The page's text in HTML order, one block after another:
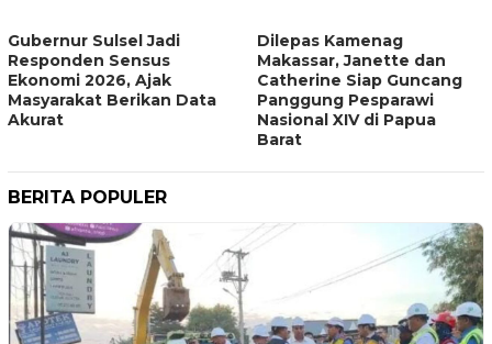
Gubernur Sulsel Jadi
Responden Sensus
Ekonomi 2026, Ajak
Masyarakat Berikan Data
Akurat
Dilepas Kamenag
Makassar, Janette dan
Catherine Siap Guncang
Panggung Pesparawi
Nasional XIV di Papua
Barat
BERITA POPULER